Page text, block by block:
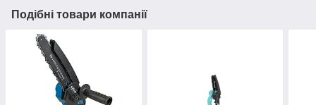
Подібні товари компанії